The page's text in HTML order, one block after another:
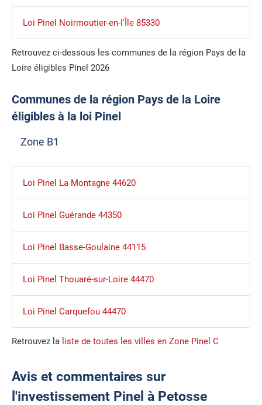
Loi Pinel Noirmoutier-en-l'Île 85330
Retrouvez ci-dessous les communes de la région Pays de la
Loire éligibles Pinel 2026
Communes de la région Pays de la Loire
éligibles à la loi Pinel
Zone B1
Loi Pinel La Montagne 44620
Loi Pinel Guérande 44350
Loi Pinel Basse-Goulaine 44115
Loi Pinel Thouaré-sur-Loire 44470
Loi Pinel Carquefou 44470
Retrouvez la liste de toutes les villes en Zone Pinel C
Avis et commentaires sur
l'investissement Pinel à Petosse